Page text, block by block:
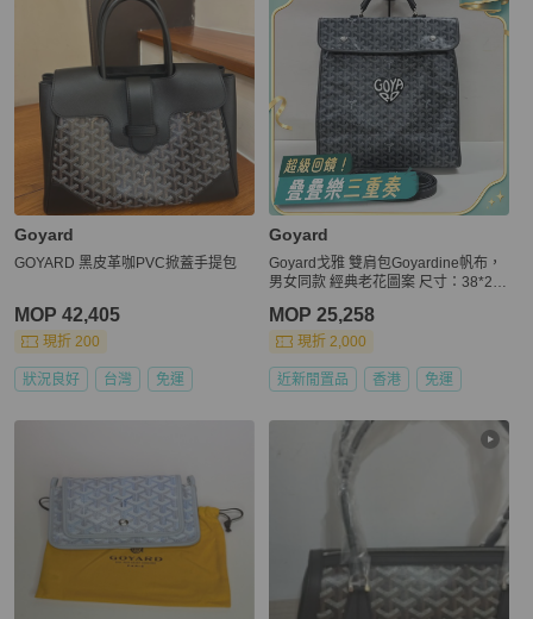
Goyard
GOYARD 黑皮革咖PVC掀蓋手提包
MOP 42,405
現折 200
狀況良好 台灣 免運
Goyard
Goyard戈雅 雙肩包Goyardine帆布，
男女同款 經典老花圖案 尺寸：38*28*
MOP 25,258
現折 2,000
近新閒置品 香港 免運